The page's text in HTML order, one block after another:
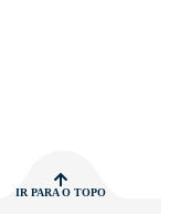
IR PARA O TOPO